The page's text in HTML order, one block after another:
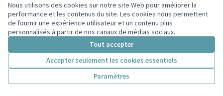
Nous utilisons des cookies sur notre site Web pour améliorer la
performance et les contenus du site. Les cookies nous permettent
de fournir une expérience utilisateur et un contenu plus
personnalisés à partir de nos canaux de médias sociaux.
Tout accepter
Accepter seulement les cookies essentiels
Paramètres
La ville est à eux !
Non retenue par le tri citoyen
CaroGratteciel
2 0